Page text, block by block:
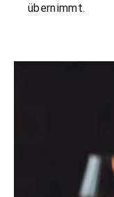
übernimmt.